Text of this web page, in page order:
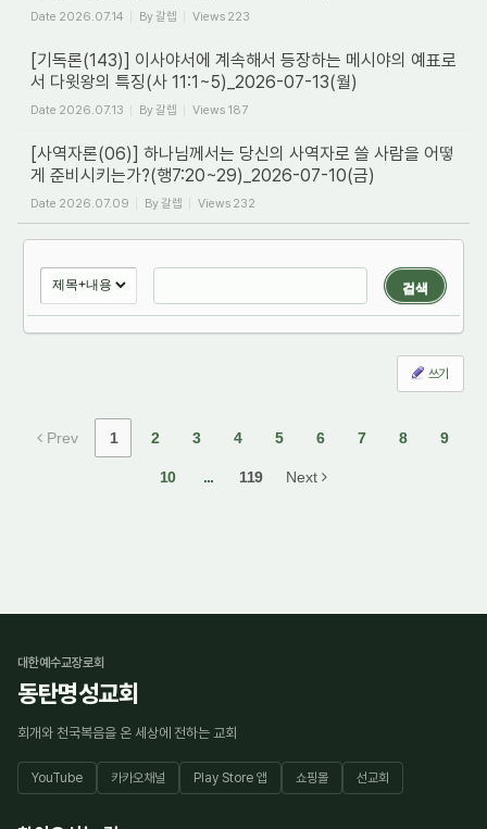
Date 2026.07.14 By갈렙 Views 223
[기독론(143)] 이사야서에 계속해서 등장하는 메시야의 예표로
서 다윗왕의 특징(사 11:1~5)_2026-07-13(월)
Date 2026.07.13 By갈렙 Views 187
[사역자론(06)] 하나님께서는 당신의 사역자로 쓸 사람을 어떻
게 준비시키는가?(행7:20~29)_2026-07-10(금)
Date 2026.07.09 By갈렙 Views 232
검색
쓰기
Prev 1 2 3 4 5 6 7 8 9
10 ... 119 Next
대한예수교장로회
동탄명성교회
회개와 천국복음을 온 세상에 전하는 교회
YouTube 카카오채널 Play Store 앱 쇼핑몰 선교회